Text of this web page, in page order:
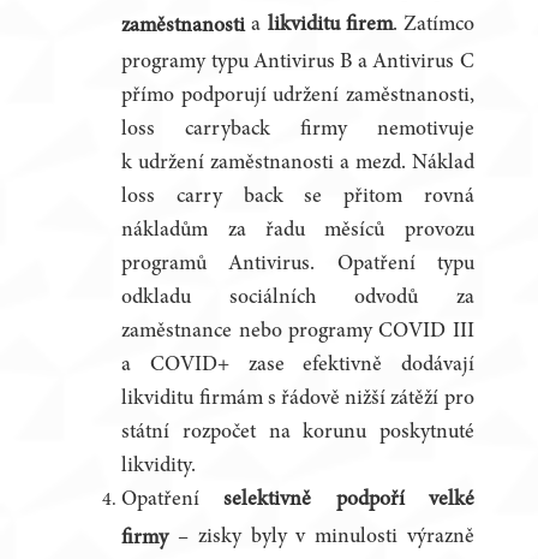
zaměstnanostia likviditu firem. Zatímco
programy typu Antivirus B a Antivirus C
přímo podporují udržení zaměstnanosti,
loss carryback firmy nemotivuje
k udržení zaměstnanosti a mezd. Náklad
loss carry back se přitom rovná
nákladům za řadu měsíců provozu
programů Antivirus. Opatření typu
odkladu sociálních odvodů za
zaměstnance nebo programy COVID III
a COVID+ zase efektivně dodávají
likviditu firmám s řádově nižší zátěží pro
státní rozpočet na korunu poskytnuté
likvidity.
Opatřeníselektivně podpoří velké
firmy– zisky byly v minulosti výrazně